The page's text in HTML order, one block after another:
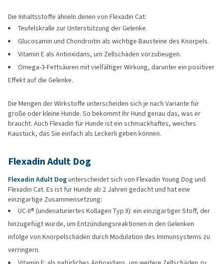
Die Inhaltsstoffe ähneln denen von Flexadin Cat:
Teufelskralle zur Unterstützung der Gelenke.
Glucosamin und Chondroitin als wichtige Bausteine des Knorpels.
Vitamin E als Antioxidans, um Zellschäden vorzubeugen.
Omega-3-Fettsäuren mit vielfältiger Wirkung, darunter ein positiver
Effekt auf die Gelenke.
Die Mengen der Wirkstoffe unterscheiden sich je nach Variante für
große oder kleine Hunde. So bekommt Ihr Hund genau das, was er
braucht. Auch Flexadin für Hunde ist ein schmackhaftes, weiches
Kaustück, das Sie einfach als Leckerli geben können.
Flexadin Adult Dog
Flexadin Adult Dogunterscheidet sich von Flexadin Young Dog und
Flexadin Cat. Es ist für Hunde ab 2 Jahren gedacht und hat eine
einzigartige Zusammensetzung:
UC-II® (undenaturiertes Kollagen Typ II): ein einzigartiger Stoff, der
hinzugefügt wurde, um Entzündungsreaktionen in den Gelenken
infolge von Knorpelschäden durch Modulation des Immunsystems zu
verringern.